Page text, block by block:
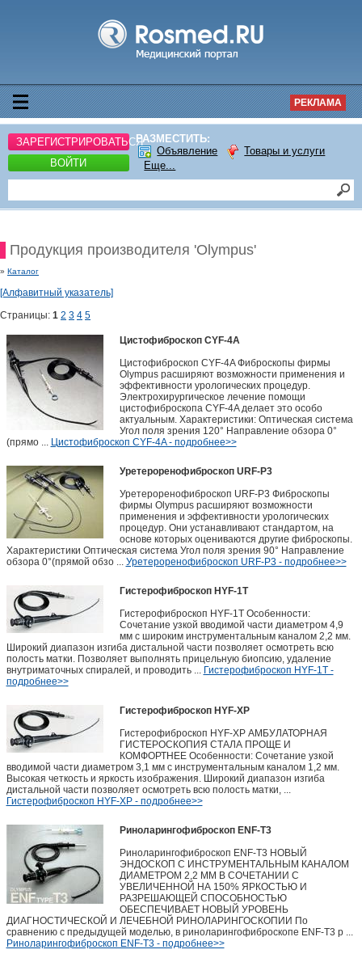
РЕКЛАМА
ЗАРЕГИСТРИРОВАТЬСЯ
ВОЙТИ
РАЗМЕСТИТЬ:
Объявление
Товары и услуги
Еще...
Продукция производителя 'Olympus'
» Каталог
[Алфавитный указатель]
Страницы: 1 2 3 4 5
Цистофиброскоп CYF-4A
Цистофиброскоп CYF-4A Фиброскопы фирмы
Olympus расширяют возможности применения и
эффективности урологических процедур.
Электрохирургическое лечение помощи
цистофиброскопа CYF-4A делает это особо
актуальным. Характеристики: Оптическая система
Угол поля зрения 120° Направление обзора 0°
(прямо ... Цистофиброскоп CYF-4A - подробнее>>
Уретероренофиброскоп URF-P3
Уретероренофиброскоп URF-P3 Фиброскопы
фирмы Olympus расширяют возможности
применения и эффективности урологических
процедур. Они устанавливают стандартом, на
основе которых оцениваются другие фиброскопы.
Характеристики Оптическая система Угол поля зрения 90° Направление
обзора 0°(прямой обзо ... Уретероренофиброскоп URF-P3 - подробнее>>
Гистерофиброскоп HYF-1T
Гистерофиброскоп HYF-1T Особенности:
Сочетание узкой вводимой части диаметром 4,9
мм с широким инструментальным каналом 2,2 мм.
Широкий диапазон изгиба дистальной части позволяет осмотреть всю
полость матки. Позволяет выполнять прицельную биопсию, удаление
внутриматочных спиралей, и проводить ... Гистерофиброскоп HYF-1T -
подробнее>>
Гистерофиброскоп HYF-XP
Гистерофиброскоп HYF-XP АМБУЛАТОРНАЯ
ГИСТЕРОСКОПИЯ СТАЛА ПРОЩЕ И
КОМФОРТНЕЕ Особенности: Сочетание узкой
вводимой части диаметром 3,1 мм с инструментальным каналом 1,2 мм.
Высокая четкость и яркость изображения. Широкий диапазон изгиба
дистальной части позволяет осмотреть всю полость матки, ...
Гистерофиброскоп HYF-XP - подробнее>>
Риноларингофиброскоп ENF-T3
Риноларингофиброскоп ENF-T3 НОВЫЙ
ЭНДОСКОП С ИНСТРУМЕНТАЛЬНЫМ КАНАЛОМ
ДИАМЕТРОМ 2,2 ММ В СОЧЕТАНИИ С
УВЕЛИЧЕННОЙ НА 150% ЯРКОСТЬЮ И
РАЗРЕШАЮЩЕЙ СПОСОБНОСТЬЮ
ОБЕСПЕЧИВАЕТ НОВЫЙ УРОВЕНЬ
ДИАГНОСТИЧЕСКОЙ И ЛЕЧЕБНОЙ РИНОЛАРИНГОСКОПИИ По
сравнению с предыдущей моделью, в риноларингофиброскопе ENF-Т3 р ...
Риноларингофиброскоп ENF-T3 - подробнее>>